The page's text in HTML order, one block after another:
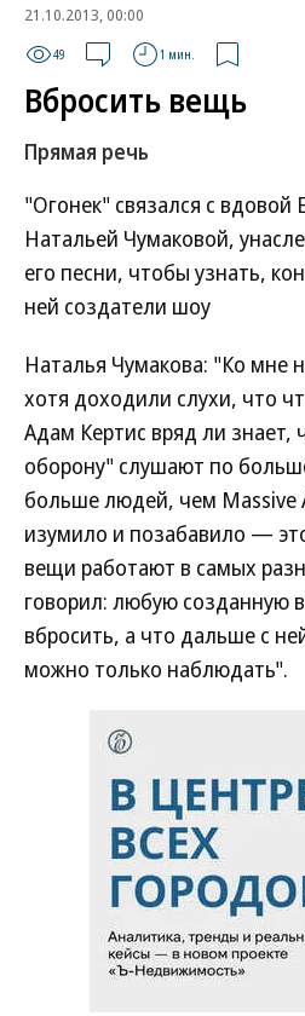
21.10.2013, 00:00
49 1 мин.
Вбросить вещь
Прямая речь
"Огонек" связался с вдовой
Натальей Чумаковой,
его песни, чтобы узнать,
ней создатели шоу
Наталья Чумакова: "Ко мне
хотя доходили слухи, что
Адам Кертис вряд ли знает,
оборону" слушают по
больше людей, чем Massive
изумило и позабавило —
вещи работают в самых
говорил: любую созданную
вбросить, а что дальше с
можно только наблюдать".